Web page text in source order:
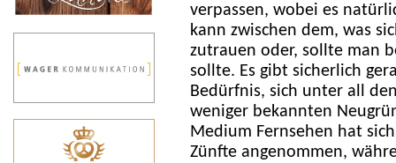
verpassen, wobei es
kann zwischen dem, was
zutrauen oder, sollte man
sollte. Es gibt sicherlich
Bedürfnis, sich unter all
weniger bekannten
Medium Fernsehen hat
Zünfte angenommen,